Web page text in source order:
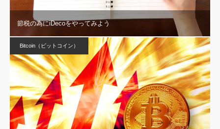
節税の為にiDecoをやってみよう
Bitcoin（ビットコイン）